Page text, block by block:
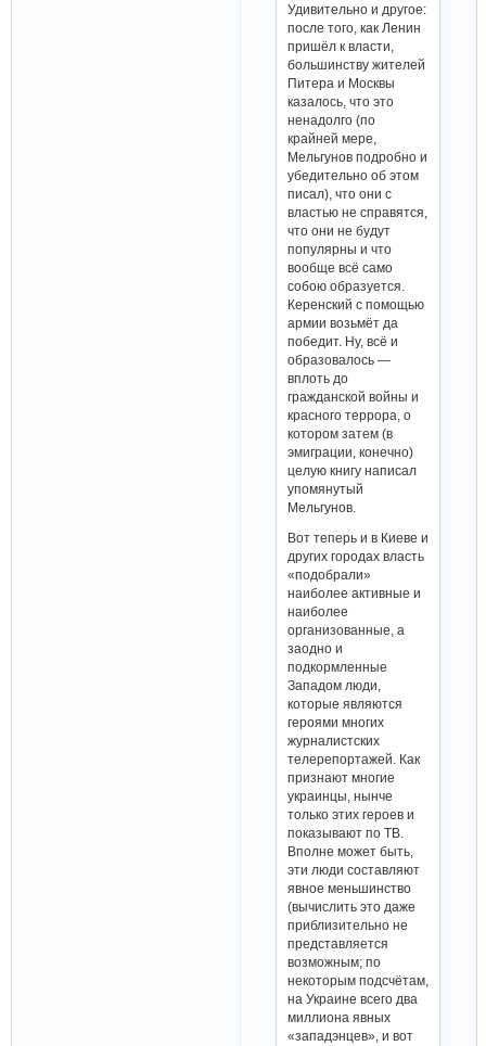
Удивительно и другое:
после того, как Ленин
пришёл к власти,
большинству жителей
Питера и Москвы
казалось, что это
ненадолго (по
крайней мере,
Мельгунов подробно и
убедительно об этом
писал), что они с
властью не справятся,
что они не будут
популярны и что
вообще всё само
собою образуется.
Керенский с помощью
армии возьмёт да
победит. Ну, всё и
образовалось —
вплоть до
гражданской войны и
красного террора, о
котором затем (в
эмиграции, конечно)
целую книгу написал
упомянутый
Мельгунов.
Вот теперь и в Киеве и
других городах власть
«подобрали»
наиболее активные и
наиболее
организованные, а
заодно и
подкормленные
Западом люди,
которые являются
героями многих
журналистских
телерепортажей. Как
признают многие
украинцы, нынче
только этих героев и
показывают по ТВ.
Вполне может быть,
эти люди составляют
явное меньшинство
(вычислить это даже
приблизительно не
представляется
возможным; по
некоторым подсчётам,
на Украине всего два
миллиона явных
«западэнцев», и вот